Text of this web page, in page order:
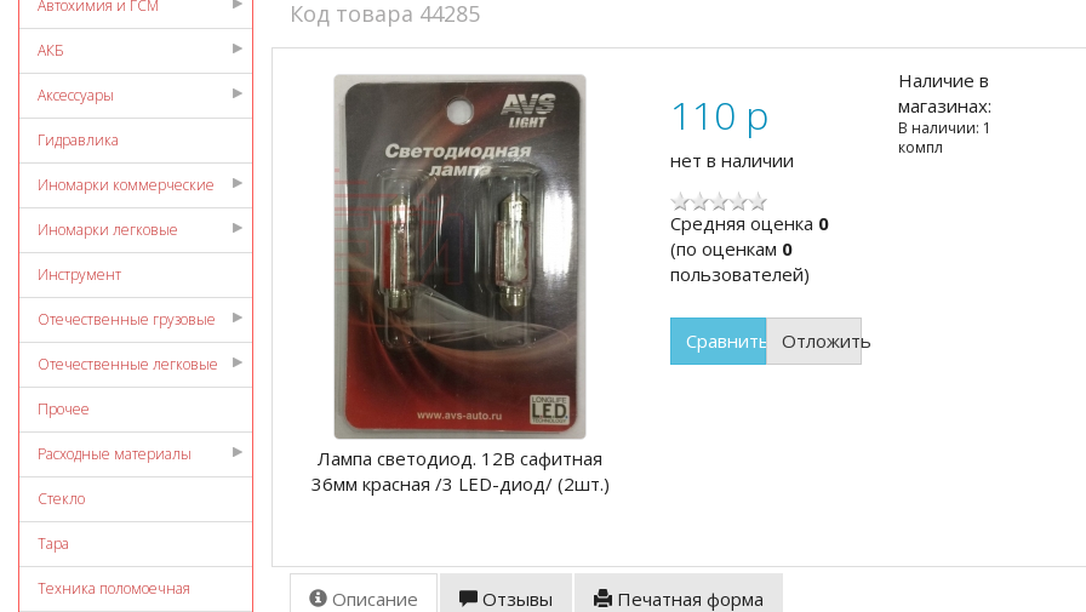
Автохимия и ГСМ
АКБ
Аксессуары
Гидравлика
Иномарки коммерческие
Иномарки легковые
Инструмент
Отечественные грузовые
Отечественные легковые
Прочее
Расходные материалы
Стекло
Тара
Техника поломоечная
Код товара 44285
Лампа светодиод. 12В сафитная
36мм красная /3 LED-диод/ (2шт.)
110 p
нет в наличии
Cредняя оценка 0
(по оценкам 0
пользователей)
Сравнить Отложить
Наличие в
магазинах:
В наличии: 1
компл
Описание Отзывы Печатная форма